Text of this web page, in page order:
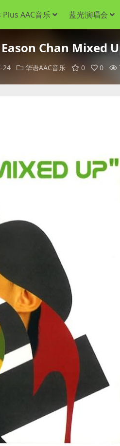
Plus AAC音乐 蓝光演唱会
Eason Chan Mixed
24 华语AAC音乐 0 0